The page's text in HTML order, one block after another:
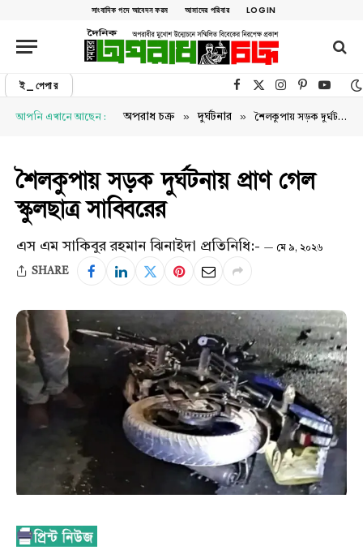
সাংবাদিক পদে আবেদন ফরম আমাদের পরিবার LOGIN
ই_পেপার Facebook
X (Twitter)Instagram
Pinterest
আপনি এখানে আছেন : অপরাধ চক্র » দুর্ঘটনার » শৈলকুপায় সড়ক দুর্ঘটনায় প্রাণ গেল স্কুলছাত্র সাব্বিরের
শৈলকুপায় সড়ক দুর্ঘটনায় প্রাণ গেল
স্কুলছাত্র সাব্বিরের
এস এম সাকিবুর রহমান ঝিনাইদা প্রতিনিধি:- মে ৯, ২০২৬
SHARE